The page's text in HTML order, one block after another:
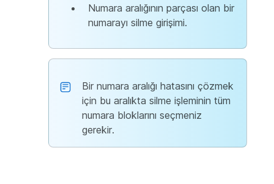
Numara aralığının parçası olan bir
numarayı silme girişimi.
Bir numara aralığı hatasını çözmek
için bu aralıkta silme işleminin tüm
numara bloklarını seçmeniz
gerekir.